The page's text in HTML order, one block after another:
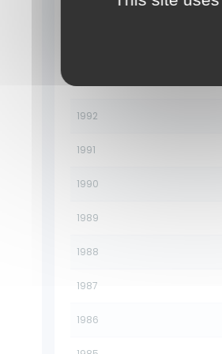
1992
1991
1990
1989
1988
1987
1986